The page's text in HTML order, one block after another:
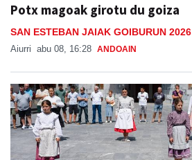
Potx magoak girotu du goiza
SAN ESTEBAN JAIAK GOIBURUN 2026
Aiurri abu 08, 16:28 ANDOAIN